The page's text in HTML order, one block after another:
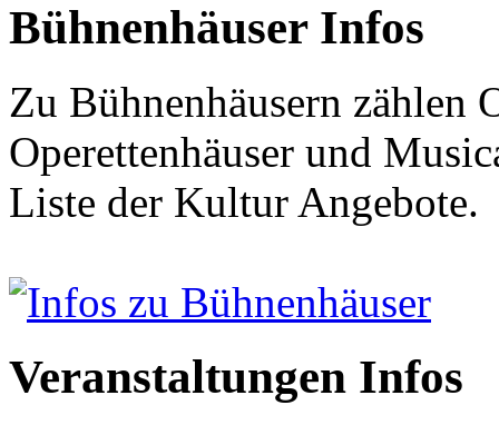
Bühnenhäuser Infos
Zu Bühnenhäusern zählen
Operettenhäuser und
Liste der Kultur Angebote.
Infos zu Bühnenhäuser
Veranstaltungen Infos